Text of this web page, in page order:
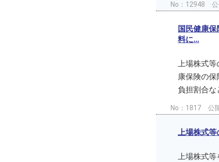
No：12948
国民健康
料に...
上場株式等
康保険の
負担割合な
No：1817 公
上場株式等
上場株式等